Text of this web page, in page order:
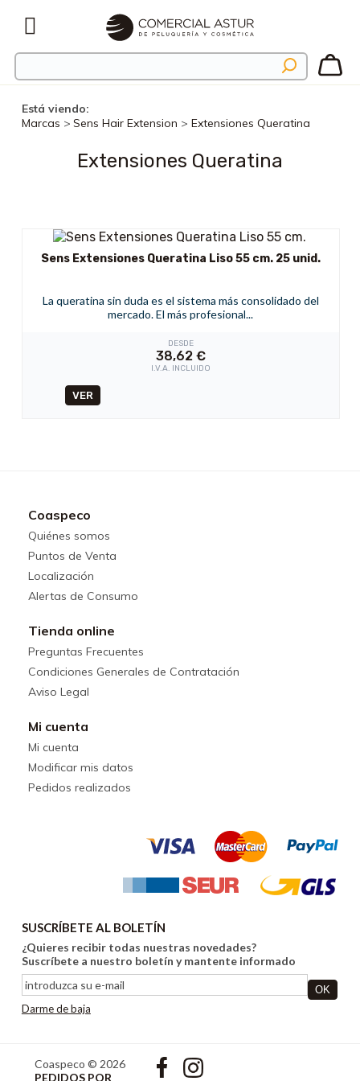
Está viendo:
Marcas > Sens Hair Extension > Extensiones Queratina
Extensiones Queratina
Sens Extensiones Queratina Liso 55 cm. 25 unid.
La queratina sin duda es el sistema más consolidado del
mercado. El más profesional...
DESDE
38,62 €
I.V.A. INCLUIDO
VER
Coaspeco
Quiénes somos
Puntos de Venta
Localización
Alertas de Consumo
Tienda online
Preguntas Frecuentes
Condiciones Generales de Contratación
Aviso Legal
Mi cuenta
Mi cuenta
Modificar mis datos
Pedidos realizados
SUSCRÍBETE AL BOLETÍN
¿Quieres recibir todas nuestras novedades?
Suscríbete a nuestro boletín y mantente informado
Darme de baja
Coaspeco © 2026
PEDIDOS POR